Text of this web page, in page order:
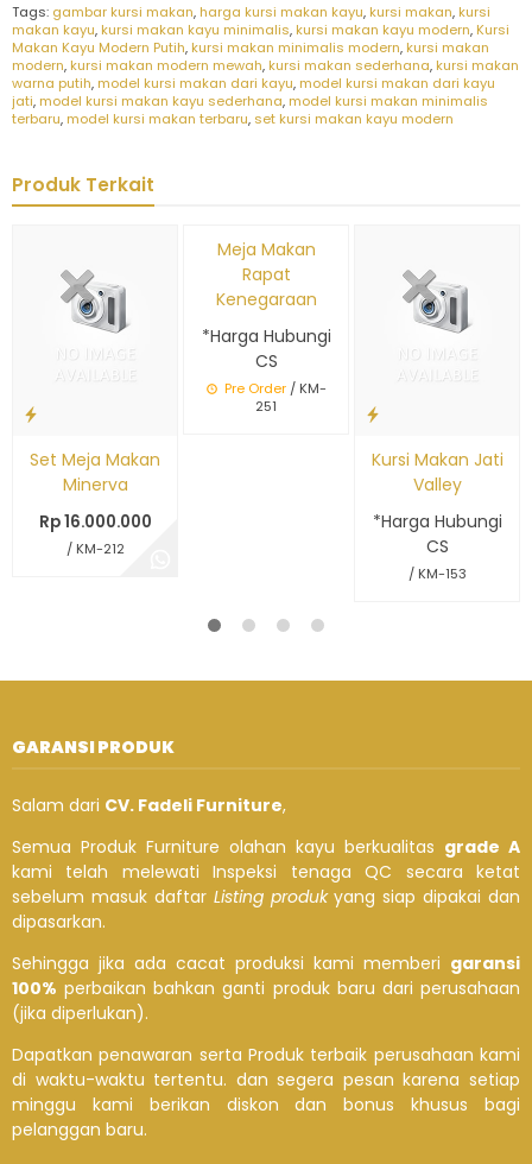
Tags: gambar kursi makan, harga kursi makan kayu, kursi makan, kursi
makan kayu, kursi makan kayu minimalis, kursi makan kayu modern, Kursi
Makan Kayu Modern Putih, kursi makan minimalis modern, kursi makan
modern, kursi makan modern mewah, kursi makan sederhana, kursi makan
warna putih, model kursi makan dari kayu, model kursi makan dari kayu
jati, model kursi makan kayu sederhana, model kursi makan minimalis
terbaru, model kursi makan terbaru, set kursi makan kayu modern
Produk Terkait
Set Meja Makan
Minerva
Rp 16.000.000
/ KM-212
Edisi Terbatas
Meja Makan
Rapat
Kenegaraan
*Harga Hubungi
CS
Pre Order/ KM-
251
Kursi Makan Jati
Valley
*Harga Hubungi
CS
/ KM-153
GARANSI PRODUK
Salam dari CV. Fadeli Furniture,
Semua Produk Furniture olahan kayu berkualitas grade A
kami telah melewati Inspeksi tenaga QC secara ketat
sebelum masuk daftar Listing produkyang siap dipakai dan
dipasarkan.
Sehingga jika ada cacat produksi kami memberi garansi
100% perbaikan bahkan ganti produk baru dari perusahaan
(jika diperlukan).
Dapatkan penawaran serta Produk terbaik perusahaan kami
di waktu-waktu tertentu. dan segera pesan karena setiap
minggu kami berikan diskon dan bonus khusus bagi
pelanggan baru.